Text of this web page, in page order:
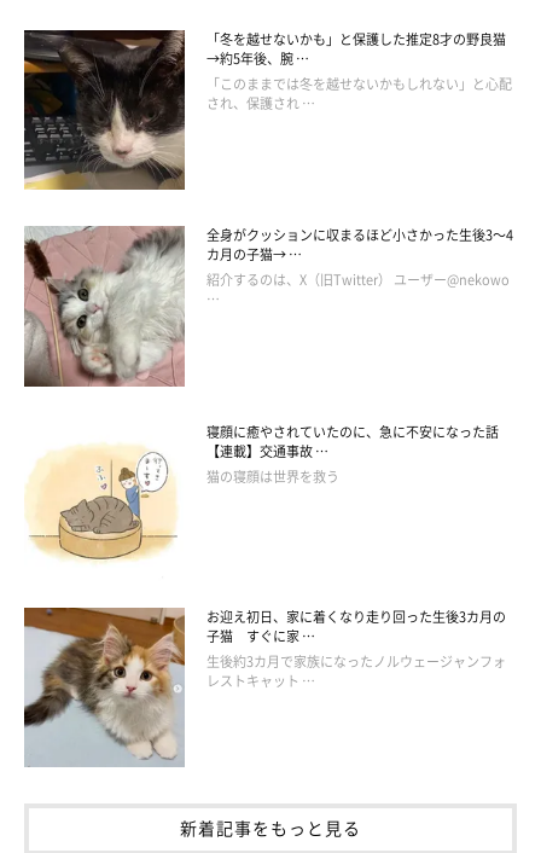
大好きなお姉ちゃんとぴったり寄り添うひなちゃん
https://twitter.com/gEsGnbR5QFrbKZ8
普段のひなちゃんは、ちょっぴりドライな性格で、抱っこは苦
手。ところが、飼い主さんの娘さんとはとても仲が良いようで
す。
飼い主さん：
「お姉ちゃんのことが大好きで、お姉ちゃんの前では甘えん坊さ
んになります。ところが、お兄ちゃんのことは苦手。そばに来る
ひなちゃんは、飼い主さん家族にとって癒やしを与えてくれる大
切な家族。特に、飼い主さんのお子さんたちは、学校で気が滅入
るようなことがあっても、ひなちゃんを抱っこすると心が穏やか
になるそうです。一方、ひなちゃんも、お子さんたちのそのよう
な心境を知ってか、そのときはおとなしく抱っこさせてくれるそ
うですよ。
飼い主さん：
「疲れたときや悲しいことがあったとき、ひなちゃんを抱きしめ
ると気持ちが落ち着きます。そんな不思議なパワーを持っている
ひなちゃんは、私たち家族にとってかけがえのない存在です」
「冬を越せないかも」と保護した推定8才の野良猫
→約5年後、腕 …
「このままでは冬を越せないかもしれない」と心配
され、保護され …
全身がクッションに収まるほど小さかった生後3～4
カ月の子猫→ …
紹介するのは、X（旧Twitter） ユーザー@nekowo
…
寝顔に癒やされていたのに、急に不安になった話
【連載】交通事故 …
猫の寝顔は世界を救う
お迎え初日、家に着くなり走り回った生後3カ月の
子猫 すぐに家 …
生後約3カ月で家族になったノルウェージャンフォ
レストキャット …
新着記事をもっと見る